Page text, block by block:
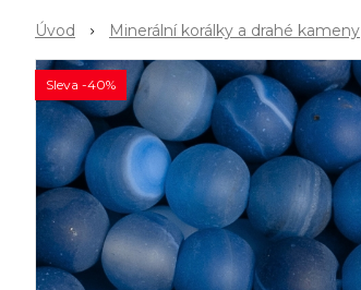
Úvod Minerální korálky a drahé kameny
Sleva -40%